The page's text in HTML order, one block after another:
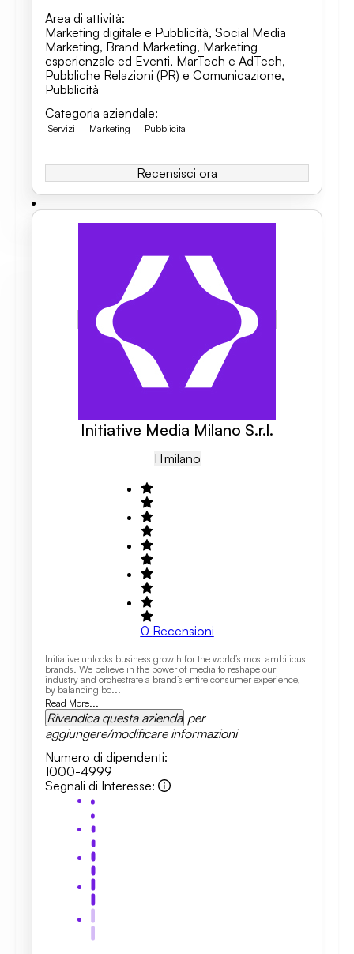
Area di attività:
Marketing digitale e Pubblicità, Social Media
Marketing, Brand Marketing, Marketing
esperienzale ed Eventi, MarTech e AdTech,
Pubbliche Relazioni (PR) e Comunicazione,
Pubblicità
Categoria aziendale:
Servizi Marketing Pubblicità
Recensisci ora
Initiative Media Milano S.r.l.
ITMilano
0 Recensioni
Initiative unlocks business growth for the world’s most ambitious
brands. We believe in the power of media to reshape our
industry and orchestrate a brand’s entire consumer experience,
by balancing bo...
Read More...
Rivendica questa azienda per
aggiungere/modificare informazioni
Numero di dipendenti:
1000-4999
Segnali di Interesse: